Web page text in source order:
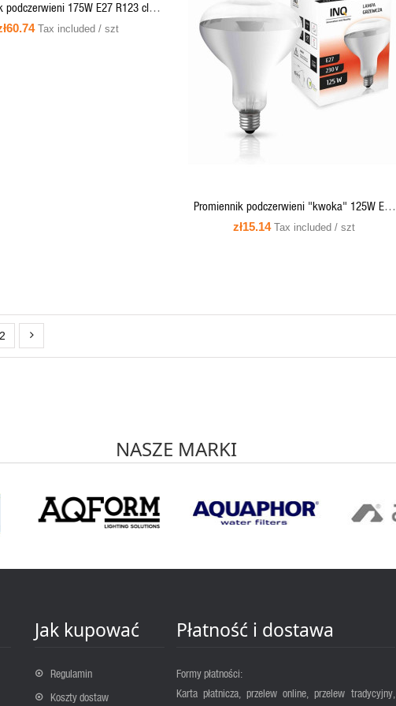
podczerwieni 175W E27 R123 clear
IR1 - PRO-1988 Helios
Tax included / szt
QUICK VIEW
Promiennik podczerwieni "kwoka" 125W E27
R125 clear - PR01 INQ
zł15.14 Tax included / szt
2
NASZE MARKI
Jak kupować
Regulamin
Koszty dostaw
Płatność i dostawa
Formy płatności:
Karta płatnicza, przelew online, przelew tradycyjny,